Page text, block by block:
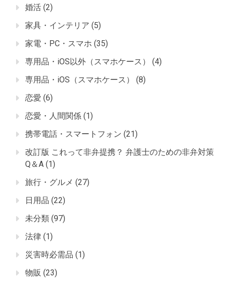
婚活 (2)
家具・インテリア (5)
家電・PC・スマホ (35)
専用品・iOS以外（スマホケース）
(4)
専用品・iOS（スマホケース）
(8)
恋愛 (6)
恋愛・人間関係 (1)
携帯電話・スマートフォン (21)
改訂版 これって非弁提携？ 弁護士のための非弁対策
Q＆A (1)
旅行・グルメ (27)
日用品 (22)
未分類 (97)
法律 (1)
災害時必需品 (1)
物販 (23)